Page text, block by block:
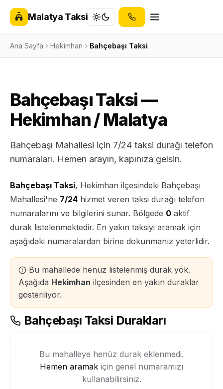
Malatya Taksi
Ana Sayfa Hekimhan Bahçebaşı Taksi
Bahçebaşı Taksi —
Hekimhan / Malatya
Bahçebaşı Mahallesi için 7/24 taksi durağı telefon
numaraları. Hemen arayın, kapınıza gelsin.
Bahçebaşı Taksi, Hekimhan ilçesindeki Bahçebaşı
Mahallesi'ne 7/24 hizmet veren taksi durağı telefon
numaralarını ve bilgilerini sunar. Bölgede 0 aktif
durak listelenmektedir. En yakın taksiyi aramak için
aşağıdaki numaralardan birine dokunmanız yeterlidir.
Bu mahallede henüz listelenmiş durak yok.
Aşağıda Hekimhan ilçesinden en yakın duraklar
gösteriliyor.
Bahçebaşı Taksi Durakları
Bu mahalleye henüz durak eklenmedi.
Hemen aramak için genel numaramızı
kullanabilirsiniz.